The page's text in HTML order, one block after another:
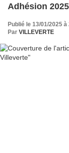
Adhésion
Publié le 13/01/2025 à
Par VILLEVERTE